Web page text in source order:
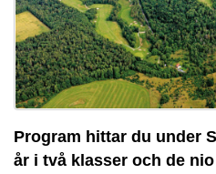
Program hittar du under
år i två klasser och de